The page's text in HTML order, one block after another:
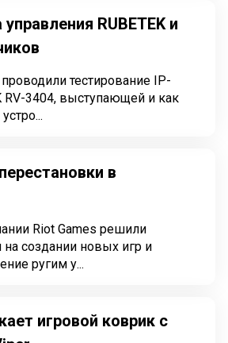
RUBETEK и
тестирование IP-
RV-3404, выступающей и как
в
Riot Games решили
на создании новых игр и
ругим у...
игровой коврик с